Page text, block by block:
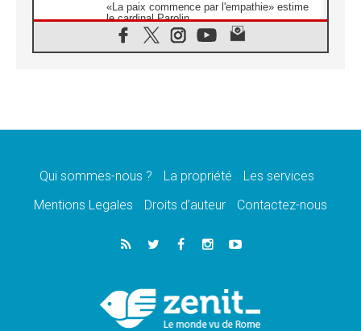
«La paix commence par l'empathie» estime
le cardinal Parolin
07.08.2026
En Colombie, «la paix ne s'achète pas avec
07.08.2026
07.08.2026
en France
Cardinal Rossi: «La venue du Pape Léon en
Argentine est un hommage à François»
Hiroshima et Nagasaki, 81 ans après,
lancement des «dix jours de prière pour la
paix»
Qui sommes-nous ? La propriété
Les services
Mentions Legales
Droits d’auteur Contactez-nous